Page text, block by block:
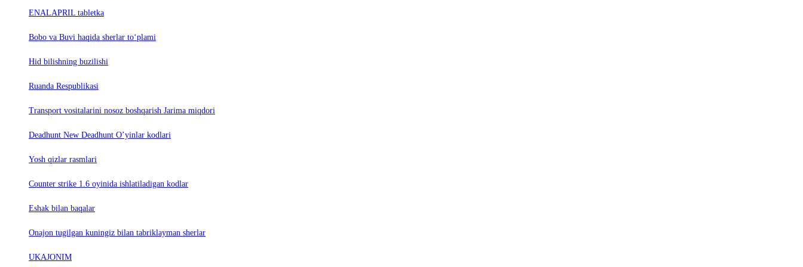
ENALAPRIL tabletka
Bobo va Buvi haqida sherlar to‘plami
Hid bilishning buzilishi
Ruanda Respublikasi
Trаnsport vositаlаrini nosoz boshqаrish Jаrimа miqdori
Deadhunt New Deadhunt O’yinlar kodlari
Yosh qizlar rasmlari
Counter strike 1.6 oyinida ishlatiladigan kodlar
Eshak bilan baqalar
Onajon tugilgan kuningiz bilan tabriklayman sherlar
UKAJONIM